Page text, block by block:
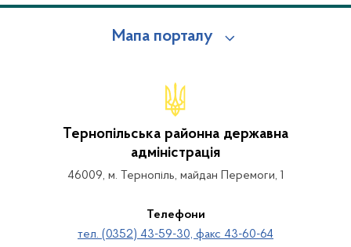
Мапа порталу
Тернопільська районна державна
адміністрація
46009, м. Тернопіль, майдан Перемоги, 1
Телефони
тел. (0352) 43-59-30, факс 43-60-64